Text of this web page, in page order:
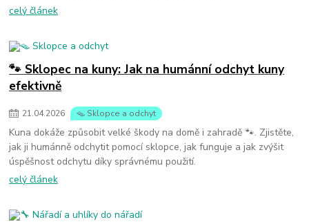
celý článek
🐾 Sklopec na kuny: Jak na humánní odchyt kuny
efektivně
21.04.2026 🪤 Sklopce a odchyt
Kuna dokáže způsobit velké škody na domě i zahradě 🐾. Zjistěte,
jak ji humánně odchytit pomocí sklopce, jak funguje a jak zvýšit
úspěšnost odchytu díky správnému použití.
celý článek